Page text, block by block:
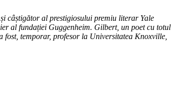
câștigător al prestigiosului premiu literar Yale
al fundației Guggenheim. Gilbert, un poet cu totul
temporar, profesor la Universitatea Knoxville,